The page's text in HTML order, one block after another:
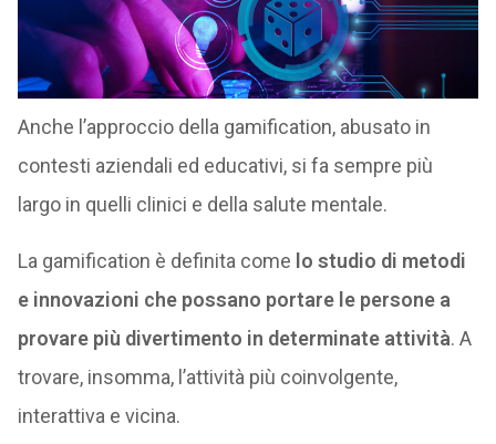
Anche l’approccio della gamification, abusato in
contesti aziendali ed educativi, si fa sempre più
largo in quelli clinici e della salute mentale.
La gamification è definita come lo studio di metodi
e innovazioni che possano portare le persone a
provare più divertimento in determinate attività. A
trovare, insomma, l’attività più coinvolgente,
interattiva e vicina.